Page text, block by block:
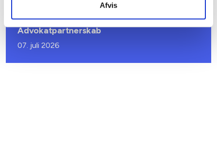
Afvis
SKRÆDDERSYEDE TILBUD
GDPR-netværk i samarbejde med Accura
Advokatpartnerskab
07. juli 2026